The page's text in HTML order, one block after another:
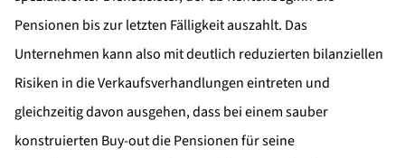
Pensionen bis zur letzten Fälligkeit auszahlt. Das
Unternehmen kann also mit deutlich reduzierten bilanziellen
Risiken in die Verkaufsverhandlungen eintreten und
gleichzeitig davon ausgehen, dass bei einem sauber
konstruierten Buy-out die Pensionen für seine